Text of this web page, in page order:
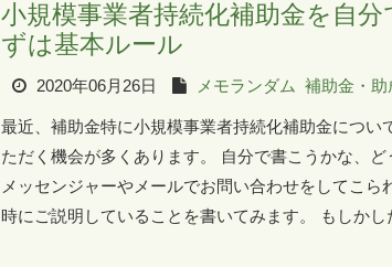
小規模事業者持続化補助金を
ずは基本ルール
2020年06月26日 メモランダム 補助金・助
最近、補助金特に小規模事業者持続化補助金につい
ただく機会が多くあります。 自分で書こうかな、ど
メッセンジャーやメールでお問い合わせをしてこ
時にご説明していることを書いてみます。 もしかし